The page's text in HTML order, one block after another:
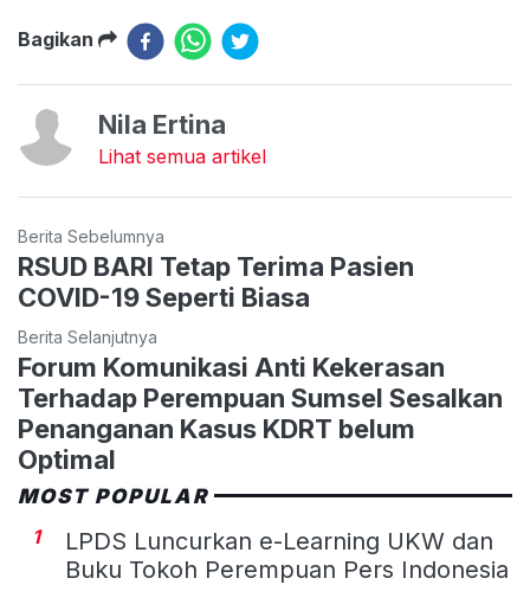
Bagikan
Nila Ertina
Lihat semua artikel
Berita Sebelumnya
RSUD BARI Tetap Terima Pasien
COVID-19 Seperti Biasa
Berita Selanjutnya
Forum Komunikasi Anti Kekerasan
Terhadap Perempuan Sumsel Sesalkan
Penanganan Kasus KDRT belum
Optimal
MOST POPULAR
1
LPDS Luncurkan e-Learning UKW dan
Buku Tokoh Perempuan Pers Indonesia